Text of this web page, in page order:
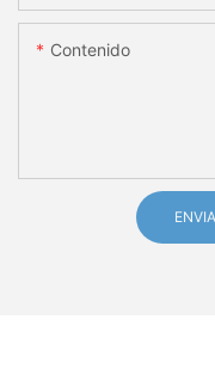
Contenido